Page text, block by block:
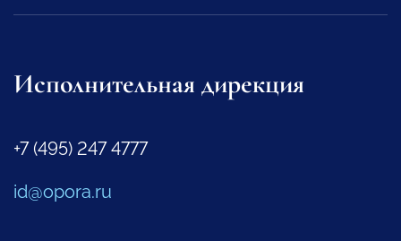
Исполнительная дирекция
+7 (495) 247 4777
id@opora.ru